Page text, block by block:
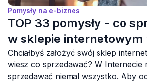
Pomysły na e-biznes
TOP 33 pomysły - co
w sklepie internetowym
roku?
Chciałbyś założyć swój sklep
wiesz co sprzedawać? W Internecie
sprzedawać niemal wszystko. Aby